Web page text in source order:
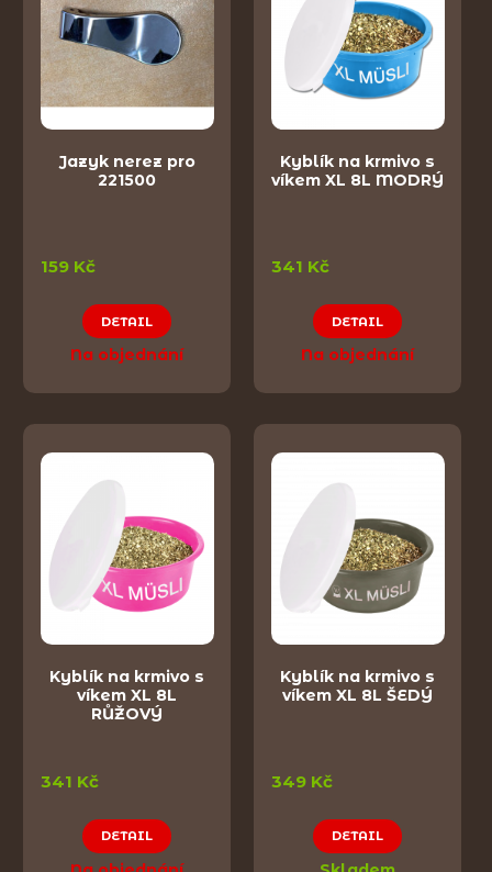
Jazyk nerez pro
221500
159 Kč
DETAIL
Na objednání
Kyblík na krmivo s
víkem XL 8L MODRÝ
341 Kč
DETAIL
Na objednání
Kyblík na krmivo s
víkem XL 8L
RŮŽOVÝ
341 Kč
DETAIL
Kyblík na krmivo s
víkem XL 8L ŠEDÝ
349 Kč
DETAIL